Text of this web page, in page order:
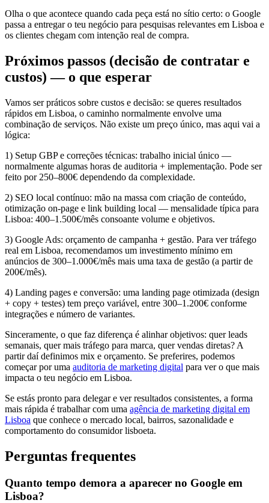
Olha o que acontece quando cada peça está no sítio certo: o Google
passa a entregar o teu negócio para pesquisas relevantes em Lisboa e
os clientes chegam com intenção real de compra.
Próximos passos (decisão de contratar e
custos) — o que esperar
Vamos ser práticos sobre custos e decisão: se queres resultados
rápidos em Lisboa, o caminho normalmente envolve uma
combinação de serviços. Não existe um preço único, mas aqui vai a
lógica:
1) Setup GBP e correções técnicas: trabalho inicial único —
normalmente algumas horas de auditoria + implementação. Pode ser
feito por 250–800€ dependendo da complexidade.
2) SEO local contínuo: mão na massa com criação de conteúdo,
otimização on-page e link building local — mensalidade típica para
Lisboa: 400–1.500€/mês consoante volume e objetivos.
3) Google Ads: orçamento de campanha + gestão. Para ver tráfego
real em Lisboa, recomendamos um investimento mínimo em
anúncios de 300–1.000€/mês mais uma taxa de gestão (a partir de
200€/mês).
4) Landing pages e conversão: uma landing page otimizada (design
+ copy + testes) tem preço variável, entre 300–1.200€ conforme
integrações e número de variantes.
Sinceramente, o que faz diferença é alinhar objetivos: quer leads
semanais, quer mais tráfego para marca, quer vendas diretas? A
partir daí definimos mix e orçamento. Se preferires, podemos
começar por uma auditoria de marketing digital para ver o que mais
impacta o teu negócio em Lisboa.
Se estás pronto para delegar e ver resultados consistentes, a forma
mais rápida é trabalhar com uma agência de marketing digital em
Lisboa que conhece o mercado local, bairros, sazonalidade e
comportamento do consumidor lisboeta.
Perguntas frequentes
Quanto tempo demora a aparecer no Google em
Lisboa?